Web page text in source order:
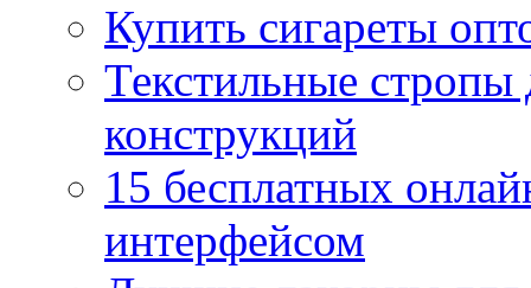
Купить сигареты
Текстильные
конструкций
15 бесплатных
интерфейсом